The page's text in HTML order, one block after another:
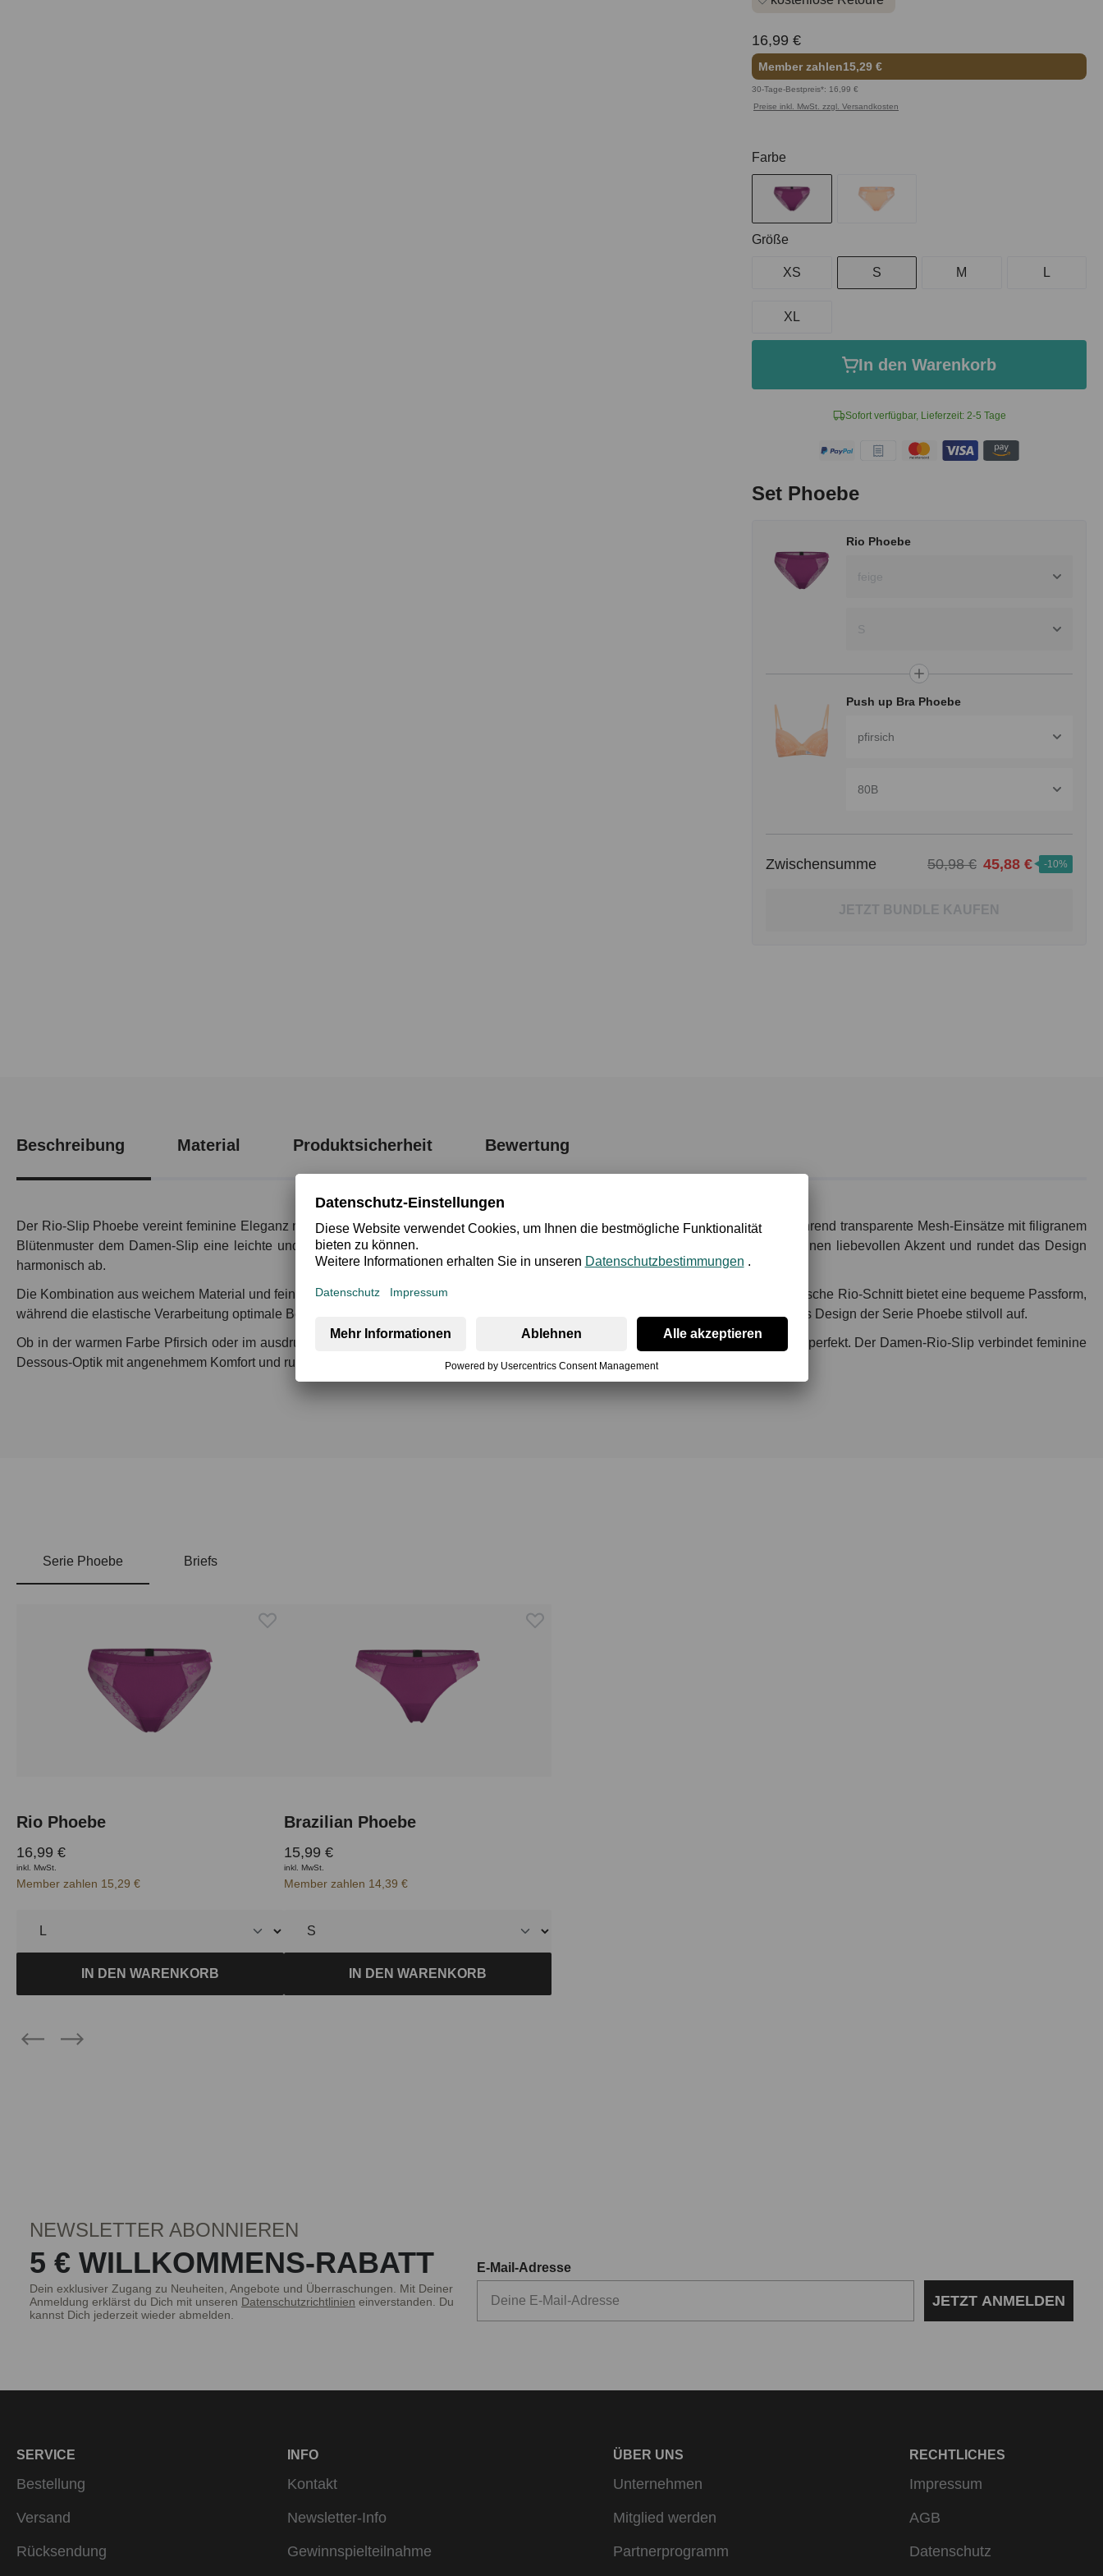
16,99 €
Member zahlen15,29 €
30-Tage-Bestpreis*: 16,99 €
Preise inkl. MwSt. zzgl. Versandkosten
Sofort verfügbar, Lieferzeit: 2-5 Tage
Farbe
Größe
XS S M L
XL
In den Warenkorb
Set Phoebe
Rio Phoebe
feige
S
Push up Bra Phoebe
pfirsich
80B
Zwischensumme 50,98 € 45,88 € -10%
JETZT BUNDLE KAUFEN
Beschreibung Material Produktsicherheit Bewertung
Der Rio-Slip Phoebe vereint feminine Eleganz mit angenehmem Tragekomfort. Die glatte Vorderseite sorgt für eine moderne Optik, während transparente Mesh-Einsätze mit filigranem
Blütenmuster dem Damen-Slip eine leichte und romantische Ausstrahlung verleihen. Eine kleine Schleife auf der Vorderseite setzt einen liebevollen Akzent und rundet das Design
harmonisch ab.
Die Kombination aus weichem Material und feinem Mesh sorgt für ein angenehmes Tragegefühl und hohen Komfort im Alltag. Der klassische Rio-Schnitt bietet eine bequeme Passform,
während die elastische Verarbeitung optimale Bewegungsfreiheit und einen angenehmen Sitz unterstützt. Die floralen Details greifen das Design der Serie Phoebe stilvoll auf.
Ob in der warmen Farbe Pfirsich oder im ausdrucksstarken Farbton Feige – der Rio-Slip Phoebe ergänzt den passenden Push-up-BH perfekt. Der Damen-Rio-Slip verbindet feminine
Dessous-Optik mit angenehmem Komfort und rundet das Wäscheset harmonisch ab.
Serie Phoebe Briefs
Rio Phoebe
16,99 €
inkl. MwSt.
Member zahlen 15,29 €
IN DEN WARENKORB
Brazilian Phoebe
15,99 €
inkl. MwSt.
Member zahlen 14,39 €
IN DEN WARENKORB
NEWSLETTER ABONNIEREN
5 € WILLKOMMENS-RABATT
Dein exklusiver Zugang zu Neuheiten, Angebote und Überraschungen. Mit Deiner
Anmeldung erklärst du Dich mit unseren Datenschutzrichtlinien einverstanden. Du
kannst Dich jederzeit wieder abmelden.
E-Mail-Adresse
JETZT ANMELDEN
SERVICE
Bestellung
Versand
Rücksendung
INFO
Kontakt
Newsletter-Info
Gewinnspielteilnahme
ÜBER UNS
Unternehmen
Mitglied werden
Partnerprogramm
RECHTLICHES
Impressum
AGB
Datenschutz